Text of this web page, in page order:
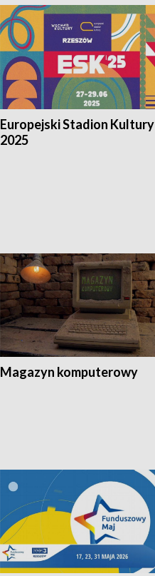
Europejski Stadion Kultury
2025
Magazyn komputerowy